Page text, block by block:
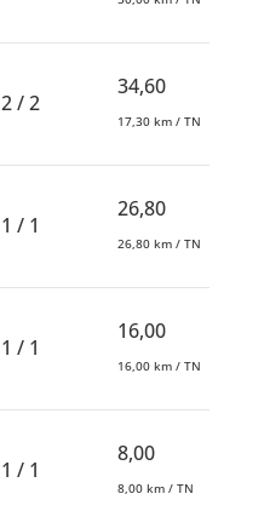
2 / 2
34,60
17,30 km / TN
1 / 1
26,80
26,80 km / TN
1 / 1
16,00
16,00 km / TN
1 / 1
8,00
8,00 km / TN